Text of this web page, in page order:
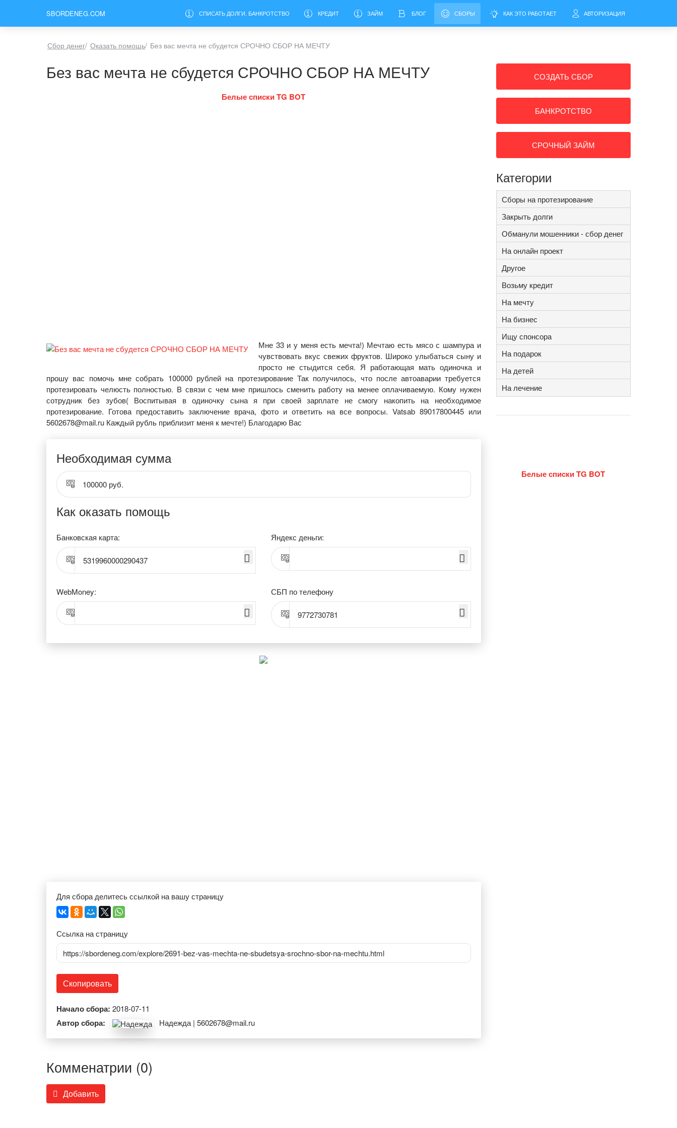
SBORDENEG.COM СПИСАТЬ ДОЛГИ. БАНКРОТСТВО КРЕДИТ ЗАЙМ БЛОГ СБОРЫ КАК ЭТО РАБОТАЕТ АВТОРИЗАЦИЯ
Сбор денег/ Оказать помощь/ Без вас мечта не сбудется СРОЧНО СБОР НА МЕЧТУ
Без вас мечта не сбудется СРОЧНО СБОР НА МЕЧТУ
Белые списки TG BOT
Мне 33 и у меня есть мечта!) Мечтаю есть мясо с шампура и
чувствовать вкус свежих фруктов. Широко улыбаться сыну и
просто не стыдится себя. Я работающая мать одиночка и
прошу вас помочь мне собрать 100000 рублей на протезирование Так получилось, что после автоаварии требуется
протезировать челюсть полностью. В связи с чем мне пришлось сменить работу на менее оплачиваемую. Кому нужен
сотрудник без зубов( Воспитывая в одиночку сына я при своей зарплате не смогу накопить на необходимое
протезирование. Готова предоставить заключение врача, фото и ответить на все вопросы. Vatsab 89017800445 или
5602678@mail.ru Каждый рубль приблизит меня к мечте!) Благодарю Вас
Необходимая сумма
100000 руб.
Как оказать помощь
Банковская карта:
5319960000290437
Яндекс деньги:
WebMoney: СБП по телефону
9772730781
Для сбора делитесь ссылкой на вашу страницу
Ссылка на страницу
https://sbordeneg.com/explore/2691-bez-vas-mechta-ne-sbudetsya-srochno-sbor-na-mechtu.html
Скопировать
Начало сбора: 2018-07-11
Автор сбора: Надежда | 5602678@mail.ru
Комменатрии (0)
Добавить
СОЗДАТЬ СБОР
БАНКРОТСТВО
СРОЧНЫЙ ЗАЙМ
Категории
Сборы на протезирование
Закрыть долги
Обманули мошенники - сбор денег
На онлайн проект
Другое
Возьму кредит
На мечту
На бизнес
Ищу спонсора
На подарок
На детей
На лечение
Белые списки TG BOT